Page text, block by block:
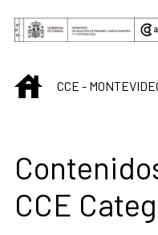
Saltar al contenido
INICIO
CCE -
Centro
CCE